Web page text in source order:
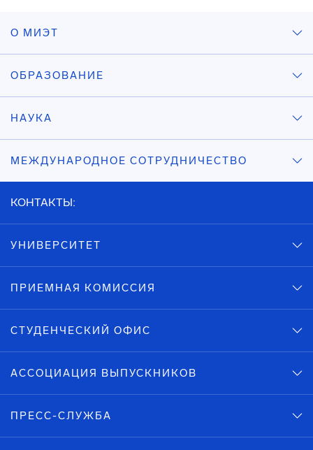
О МИЭТ
ОБРАЗОВАНИЕ
НАУКА
МЕЖДУНАРОДНОЕ СОТРУДНИЧЕСТВО
КОНТАКТЫ:
УНИВЕРСИТЕТ
ПРИЕМНАЯ КОМИССИЯ
СТУДЕНЧЕСКИЙ ОФИС
АССОЦИАЦИЯ ВЫПУСКНИКОВ
ПРЕСС-СЛУЖБА